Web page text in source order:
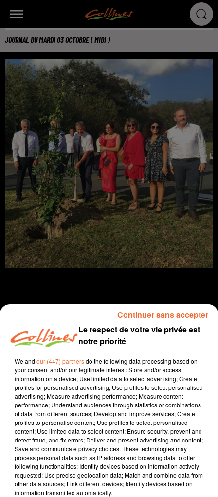
JOURNAL DU MARDI 03 OCTOBRE ( MIDI )
3 octobre 2023 - 12 min 20 sec
JOURNAL DU MARDI 03 OCTOBRE ( MIDI )
Patrice Bémanangy
L'info près de chez vous.
Une nouvelle passerelle à Magné dans le marais
poitevin. Le conseil départemental y investi plus de 2
Millions d'euros.
Après Chauray, L'adapei 79 a crée un 2e Esat de
transition de Chiché inauguré en fin de semaine
dernière ( photo ).
Inauguration des nouveaux locaux du Civam du Haut
Bocage samedi dernier à Mauléon.
Le respect de votre vie privée est
notre priorité
We and our (447) partnersdo the following data processing based on
your consent and/or our legitimate interest: Store and/or access
information on a device; Use limited data to select advertising; Create
profiles for personalised advertising; Use profiles to select personalised
advertising; Measure advertising performance; Measure content
performance; Understand audiences through statistics or combinations
of data from different sources; Develop and improve services; Create
profiles to personalise content; Use profiles to select personalised
content; Use limited data to select content; Ensure security, prevent and
detect fraud, and fix errors; Deliver and present advertising and content;
Save and communicate privacy choices. These technologies may
process personal data such as IP address and browsing data to offer
following functionalities: Identify devices based on information actively
requested; Use precise geolocation data; Match and combine data from
other data sources; Link different devices; Identify devices based on
information transmitted automatically.
Continuer sans accepter